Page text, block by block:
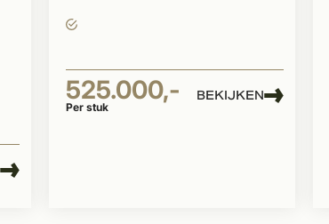
525.000,-
Per stuk
BEKIJKEN